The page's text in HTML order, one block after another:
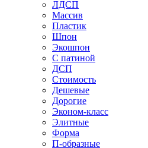
ЛДСП
Массив
Пластик
Шпон
Экошпон
С патиной
ДСП
Стоимость
Дешевые
Дорогие
Эконом-класс
Элитные
Форма
П-образные